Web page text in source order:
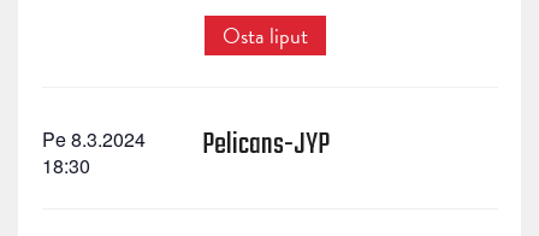
Osta liput
Pe 8.3.2024
18:30
Pelicans-JYP